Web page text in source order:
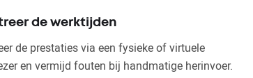
de werktijden
de prestaties via een fysieke of virtuele
en vermijd fouten bij handmatige herinvoer.